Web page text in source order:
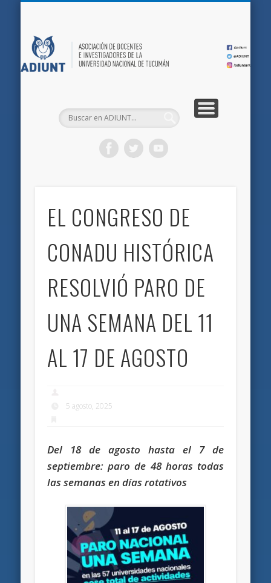
EL CONGRESO DE
CONADU HISTÓRICA
RESOLVIÓ PARO DE
UNA SEMANA DEL 11
AL 17 DE AGOSTO
5 agosto, 2025
Del 18 de agosto hasta el 7 de
septiembre: paro de 48 horas todas
las semanas en días rotativos